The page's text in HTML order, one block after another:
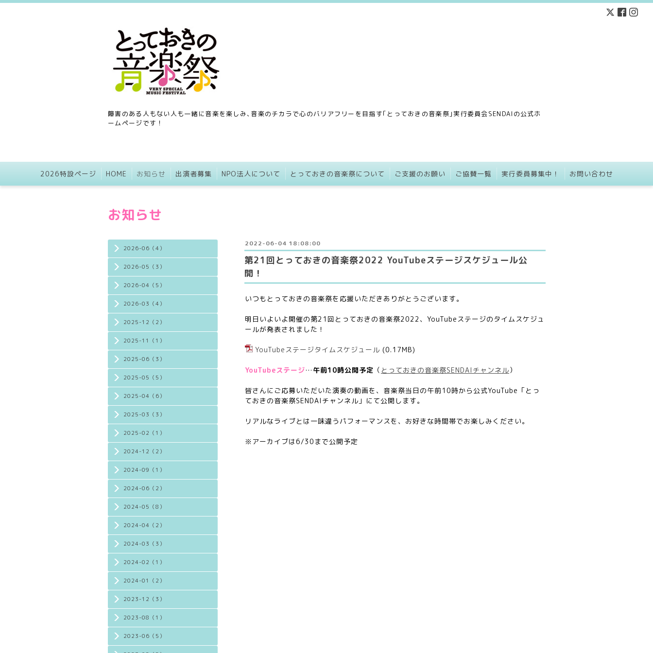
障害のある人もない人も一緒に音楽を楽しみ､音楽のチカラで心のバリアフリーを目指す｢とっておきの音楽祭｣実行委員会SENDAIの公式ホ
ームページです！
2026特設ページ HOME お知らせ 出演者募集 NPO法人について とっておきの音楽祭について ご支援のお願い ご協賛一覧 実行委員募集中！ お問い合わせ
2026-06（4）
2026-05（3）
2026-04（5）
2026-03（4）
2025-12（2）
2025-11（1）
2025-06（3）
2025-05（5）
2025-04（6）
2025-03（3）
2025-02（1）
2024-12（2）
2024-09（1）
2024-06（2）
2024-05（8）
2024-04（2）
2024-03（3）
2024-02（1）
2024-01（2）
2023-12（3）
2023-08（1）
2023-06（5）
お知らせ
2022-06-04 18:08:00
第21回とっておきの音楽祭2022 YouTubeステージスケジュール公
開！
いつもとっておきの音楽祭を応援いただきありがとうございます。
明日いよいよ開催の第21回とっておきの音楽祭2022、YouTubeステージのタイムスケジュ
ールが発表されました！
YouTubeステージタイムスケジュール (0.17MB)
YouTubeステージ… 午前10時公開予定 （ とっておきの音楽祭SENDAIチャンネル）
皆さんにご応募いただいた演奏の動画を、音楽祭当日の午前10時から公式YouTube「とっ
ておきの音楽祭SENDAIチャンネル」にて公開します。
リアルなライブとは一味違うパフォーマンスを、お好きな時間帯でお楽しみください。
※アーカイブは6/30まで公開予定